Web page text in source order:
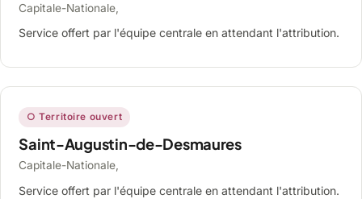
Capitale-Nationale,
Service offert par l'équipe centrale en attendant l'attribution.
○ Territoire ouvert
Saint-Augustin-de-Desmaures
Capitale-Nationale,
Service offert par l'équipe centrale en attendant l'attribution.